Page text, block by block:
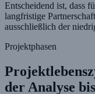
Entscheidend ist, dass
langfristige
ausschließlich der
Projektphasen
der Analyse